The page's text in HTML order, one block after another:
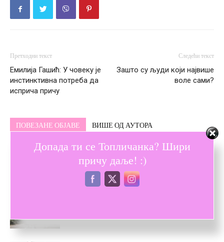
Претходни текст
Емилија Гашић: У човеку је
инстинктивна потреба да
исприча причу
Следећи текст
Зашто су људи који највише
воле сами?
ПОВЕЗАНЕ ОБЈАВЕ ВИШЕ ОД АУТОРА
Расветљени злочини – Свако, ко је
нико, једном постане некo
Допада ти се Топличанка? Шири
причу даље! :)